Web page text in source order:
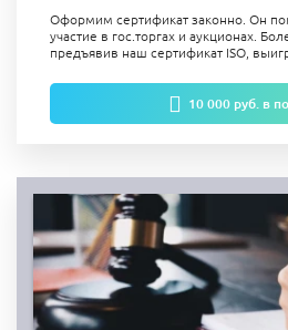
Оформим сертификат законно. Он
участие в гос.торгах и аукционах.
предъявив наш сертификат ISO,
10 000 руб. в